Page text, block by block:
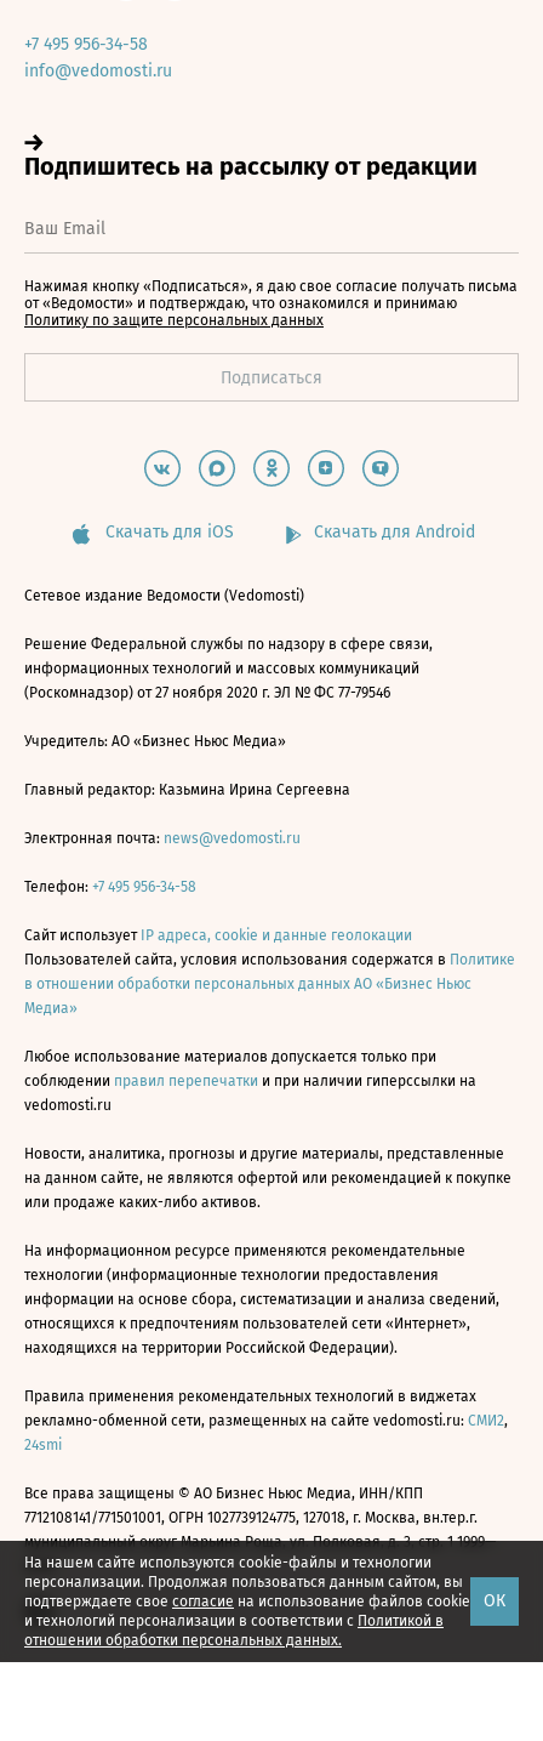
На нашем сайте используются cookie-файлы и технологии
персонализации. Продолжая пользоваться данным сайтом, вы
подтверждаете свое согласие на использование файлов cookie
и технологий персонализации в соответствии с Политикой в
отношении обработки персональных данных.
ОК
+7 495 956-34-58
info@vedomosti.ru
Нажимая кнопку «Подписаться», я даю свое согласие получать письма
от «Ведомости» и подтверждаю, что ознакомился и принимаю
Политику по защите персональных данных
Скачать для iOS Скачать для Android
Сетевое издание Ведомости (Vedomosti)
Решение Федеральной службы по надзору в сфере связи,
информационных технологий и массовых коммуникаций
(Роскомнадзор) от 27 ноября 2020 г. ЭЛ № ФС 77-79546
Учредитель: АО «Бизнес Ньюс Медиа»
Главный редактор: Казьмина Ирина Сергеевна
Электронная почта: news@vedomosti.ru
Телефон: +7 495 956-34-58
Сайт использует IP адреса, cookie и данные геолокации
Пользователей сайта, условия использования содержатся в Политике
в отношении обработки персональных данных АО «Бизнес Ньюс
Медиа»
Любое использование материалов допускается только при
соблюдении правил перепечатки и при наличии гиперссылки на
vedomosti.ru
Новости, аналитика, прогнозы и другие материалы, представленные
на данном сайте, не являются офертой или рекомендацией к покупке
или продаже каких-либо активов.
На информационном ресурсе применяются рекомендательные
технологии (информационные технологии предоставления
информации на основе сбора, систематизации и анализа сведений,
относящихся к предпочтениям пользователей сети «Интернет»,
находящихся на территории Российской Федерации).
Правила применения рекомендательных технологий в виджетах
рекламно-обменной сети, размещенных на сайте vedomosti.ru: СМИ2,
24smi
Все права защищены © АО Бизнес Ньюс Медиа, ИНН/КПП
7712108141/771501001, ОГРН 1027739124775, 127018, г. Москва, вн.тер.г.
муниципальный округ Марьина Роща, ул. Полковая, д. 3, стр. 1 1999—
2026